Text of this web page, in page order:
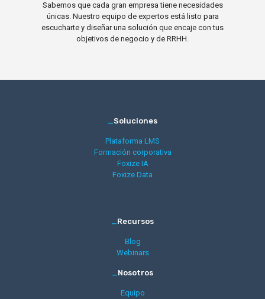
Sabemos que cada gran empresa tiene necesidades
únicas. Nuestro equipo de expertos está listo para
escucharte y diseñar una solución que encaje con tus
objetivos de negocio y de RRHH.
_Soluciones
Plataforma LMS
Formación corporativa
Foxize IA
Foxize Data
_Recursos
Blog
Webinars
_Nosotros
Equipo